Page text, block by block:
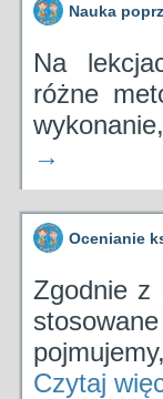
Nauka
Na
różne
→
Ocenianie
Zgodnie z
Czytaj